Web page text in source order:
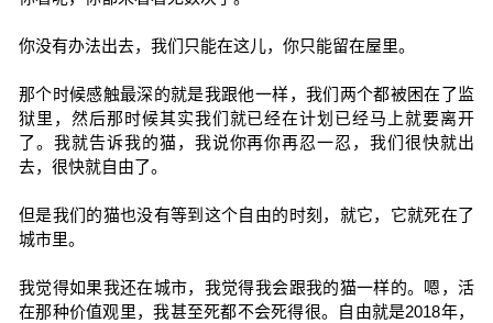
你没有办法出去，我们只能在这儿，你只能留在屋里。
那个时候感触最深的就是我跟他一样，我们两个都被困在了监
狱里，然后那时候其实我们就已经在计划已经马上就要离开
了。我就告诉我的猫，我说你再你再忍一忍，我们很快就出
去，很快就自由了。
但是我们的猫也没有等到这个自由的时刻，就它，它就死在了
城市里。
我觉得如果我还在城市，我觉得我会跟我的猫一样的。嗯，活
在那种价值观里，我甚至死都不会死得很。自由就是2018年，